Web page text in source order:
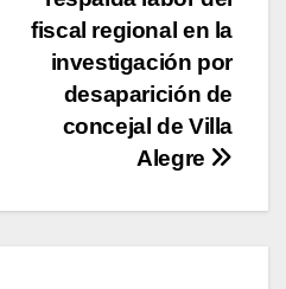
fiscal regional en la
investigación por
desaparición de
concejal de Villa
Alegre